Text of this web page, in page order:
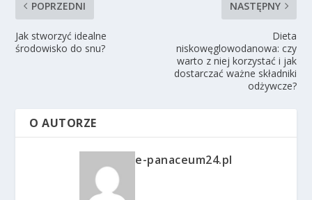
POPRZEDNI
Jak stworzyć idealne
środowisko do snu?
NASTĘPNY
Dieta
niskowęglowodanowa: czy
warto z niej korzystać i jak
dostarczać ważne składniki
odżywcze?
O AUTORZE
e-panaceum24.pl